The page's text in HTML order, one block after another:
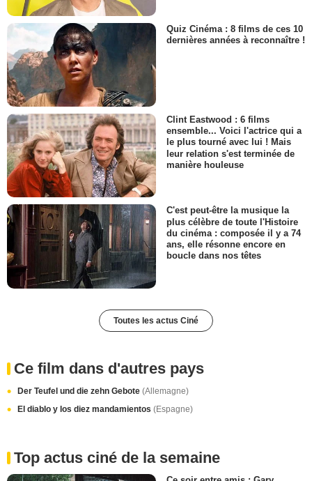
Quiz Cinéma : 8 films de ces 10
dernières années à reconnaître !
Clint Eastwood : 6 films
ensemble... Voici l'actrice qui a
le plus tourné avec lui ! Mais
leur relation s'est terminée de
manière houleuse
C'est peut-être la musique la
plus célèbre de toute l'Histoire
du cinéma : composée il y a 74
ans, elle résonne encore en
boucle dans nos têtes
Toutes les actus Ciné
Ce film dans d'autres pays
Der Teufel und die zehn Gebote (Allemagne)
El diablo y los diez mandamientos (Espagne)
Top actus ciné de la semaine